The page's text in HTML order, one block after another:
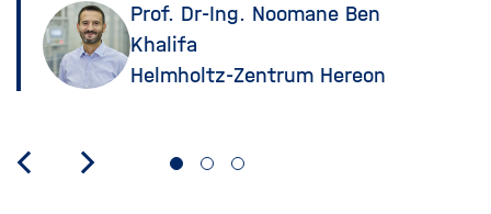
Prof. Dr-Ing. Noomane Ben
Khalifa
Helmholtz-Zentrum Hereon